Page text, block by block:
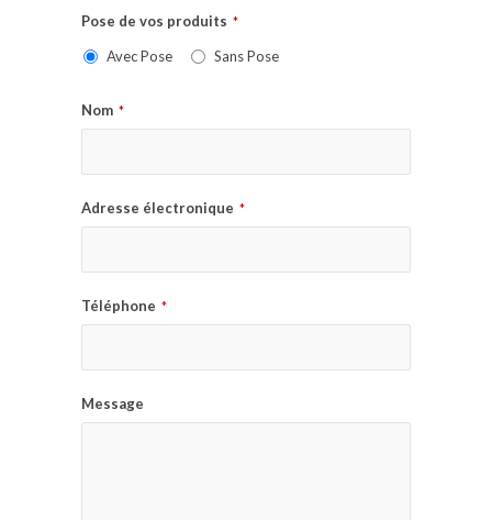
Pose de vos produits *
Avec Pose Sans Pose
Nom *
Adresse électronique *
Téléphone *
Message